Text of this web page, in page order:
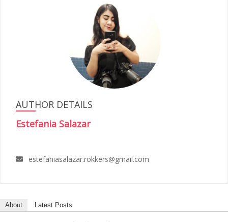
AUTHOR DETAILS
Estefania Salazar
estefaniasalazar.rokkers@gmail.com
About Latest Posts